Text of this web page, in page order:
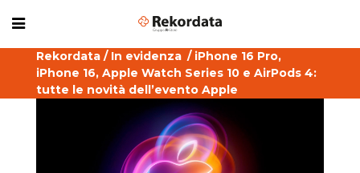
Rekordata / In evidenza / iPhone 16 Pro,
iPhone 16, Apple Watch Series 10 e AirPods 4:
tutte le novità dell’evento Apple